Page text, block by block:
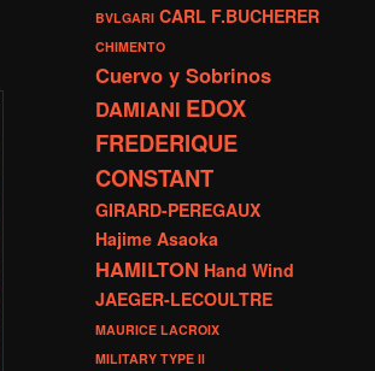
BVLGARI CARL F.BUCHERER
CHIMENTO
Cuervo y Sobrinos
DAMIANI EDOX
FREDERIQUE
CONSTANT
GIRARD-PEREGAUX
Hajime Asaoka
HAMILTON Hand Wind
JAEGER-LECOULTRE
MAURICE LACROIX
MILITARY TYPE ll